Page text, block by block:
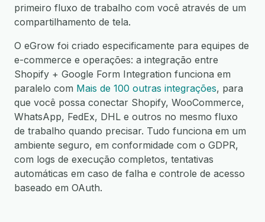
primeiro fluxo de trabalho com você através de um
compartilhamento de tela.
O eGrow foi criado especificamente para equipes de
e-commerce e operações: a integração entre
Shopify + Google Form Integration funciona em
paralelo com Mais de 100 outras integrações, para
que você possa conectar Shopify, WooCommerce,
WhatsApp, FedEx, DHL e outros no mesmo fluxo
de trabalho quando precisar. Tudo funciona em um
ambiente seguro, em conformidade com o GDPR,
com logs de execução completos, tentativas
automáticas em caso de falha e controle de acesso
baseado em OAuth.